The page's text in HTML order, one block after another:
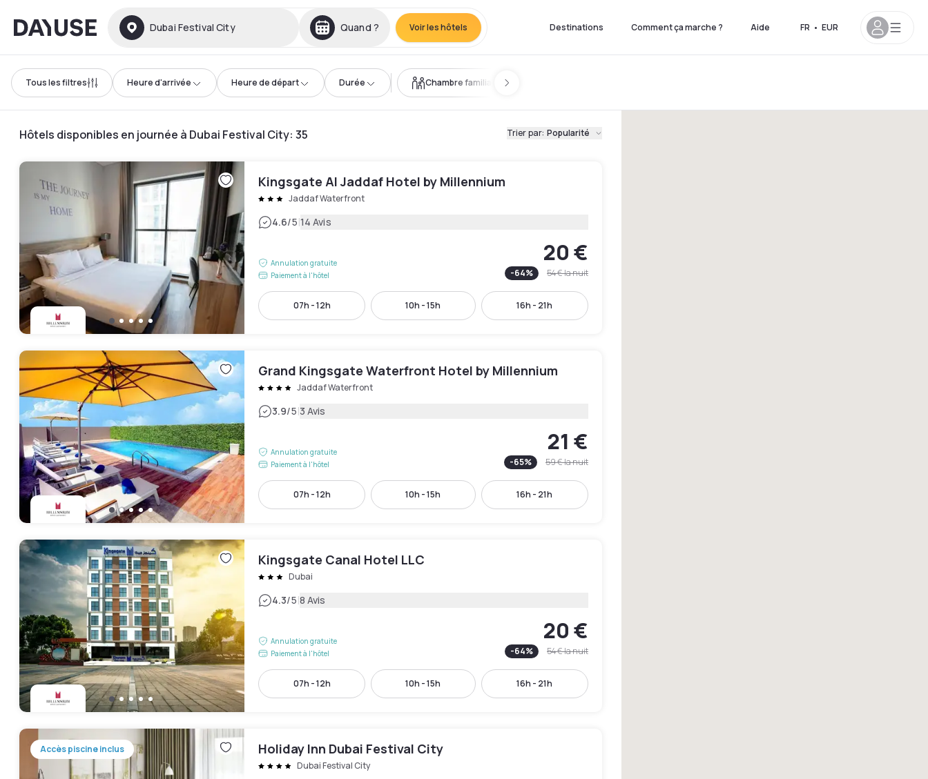
Dayuse Dubai Festival City Quand ? Voir les hôtels Destinations Comment ça marche ? Aide FR • EUR
Tous les filtres Heure d'arrivée Heure de départ Durée Chambre familiale
Hôtels disponibles en journée à Dubai Festival City: 35 Trier par: Popularité
Kingsgate Al Jaddaf Hotel by Millennium
Jaddaf Waterfront
4.6/5|14 Avis
Annulation gratuite
Paiement à l'hôtel
20 €
-64% 54 €la nuit
07h - 12h 10h - 15h 16h - 21h
Grand Kingsgate Waterfront Hotel by Millennium
Jaddaf Waterfront
3.9/5|3 Avis
Annulation gratuite
Paiement à l'hôtel
21 €
-65% 59 €la nuit
07h - 12h 10h - 15h 16h - 21h
Kingsgate Canal Hotel LLC
Dubai
4.3/5|8 Avis
Annulation gratuite
Paiement à l'hôtel
20 €
-64% 54 €la nuit
07h - 12h 10h - 15h 16h - 21h
Accès piscine inclus Holiday Inn Dubai Festival City
Dubai Festival City